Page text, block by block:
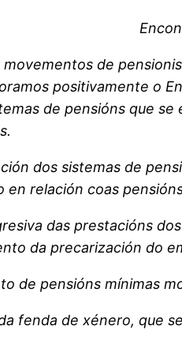
de
positivamente o
de pensións que
dos sistemas de
en relación coas
das prestacións
da precarización do
de pensións mínimas
fenda de xénero, que